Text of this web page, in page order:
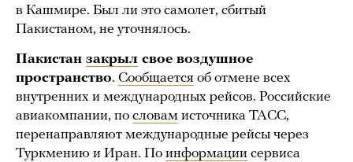
в Кашмире. Был ли это самолет, сбитый
Пакистаном, не уточнялось.
Пакистан закрыл свое воздушное
пространство. Сообщается об отмене всех
внутренних и международных рейсов. Российские
авиакомпании, по словам источника ТАСС,
перенаправляют международные рейсы через
Туркмению и Иран. По информации сервиса